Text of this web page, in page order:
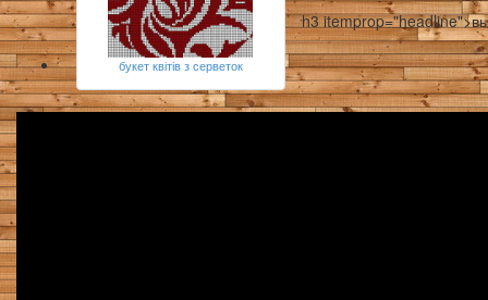
букет квітів з серветок
h3